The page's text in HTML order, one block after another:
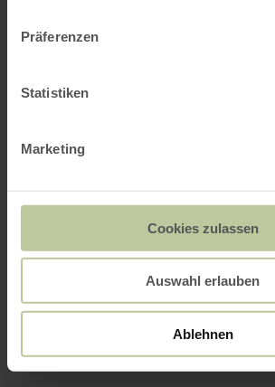
Präferenzen
Statistiken
Marketing
Cookies zulassen
Auswahl erlauben
Ablehnen